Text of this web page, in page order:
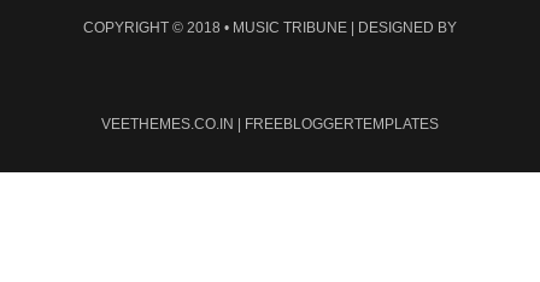
COPYRIGHT © 2018 • MUSIC TRIBUNE | DESIGNED BY
VEETHEMES.CO.IN | FREEBLOGGERTEMPLATES